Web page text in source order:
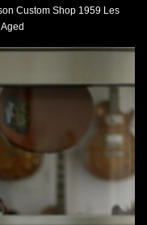
Custom Shop 1959 Les